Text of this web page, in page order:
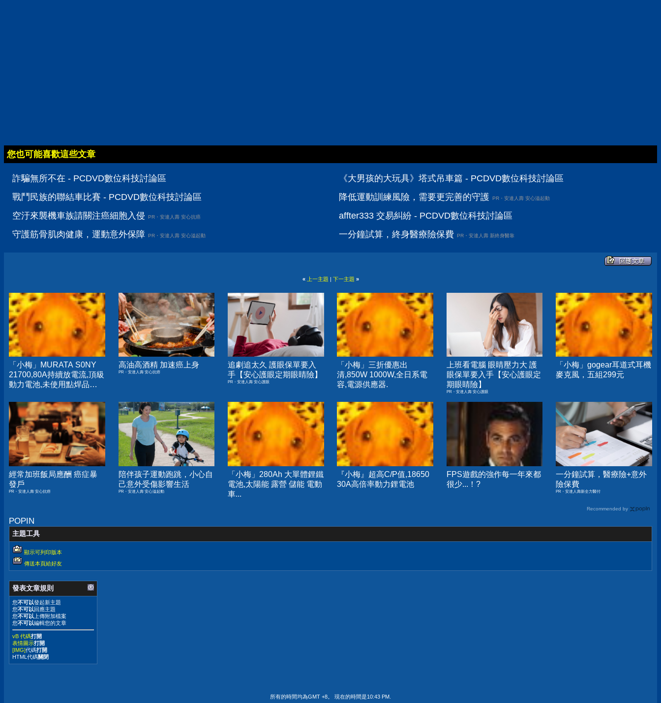
您也可能喜歡這些文章
詐騙無所不在 - PCDVD數位科技討論區
戰鬥民族的聯結車比賽 - PCDVD數位科技討論區
空汙來襲機車族請關注癌細胞入侵
PR・安達人壽 安心抗癌
守護筋骨肌肉健康，運動意外保障 PR・安達人壽 安心溢起動
《大男孩的大玩具》塔式吊車篇 - PCDVD數位科技討論區
降低運動訓練風險，需要更完善的守護
PR・安達人壽 安心溢起動
affter333 交易糾紛 - PCDVD數位科技討論區
一分鐘試算，終身醫療險保費
PR・安達人壽 新終身醫靠
« 上一主題 | 下一主題 »
「小梅」MURATA S0NY
21700,80A持續放電流,頂級
動力電池,未使用點焊品
US21700VTC6
高油高酒精 加速癌上身
PR・安達人壽 安心抗癌
追劇追太久 護眼保單要入
手【安心護眼定期眼睛險】
PR・安達人壽 安心護眼
「小梅」三折優惠出
清,850W 1000W,全日系電
容,電源供應器.
上班看電腦 眼睛壓力大 護
眼保單要入手【安心護眼定
期眼睛險】
PR・安達人壽 安心護眼
「小梅」gogear耳道式耳機
麥克風，五組299元
經常加班飯局應酬 癌症暴
發戶
PR・安達人壽 安心抗癌
陪伴孩子運動跑跳，小心自
己意外受傷影響生活
PR・安達人壽 安心溢起動
「小梅」280Ah 大單體鋰鐵
電池,太陽能 露營 儲能 電動
車...
『小梅』超高C/P值,18650
30A高倍率動力鋰電池
FPS遊戲的強作每一年來都
很少...！?
一分鐘試算，醫療險+意外
險保費
PR・安達人壽新全力醫付
Recommended by
POPIN
主題工具
顯示可列印版本
傳送本頁給好友
發表文章規則
您不可以發起新主題
您不可以回應主題
您不可以 上傳附加檔案
您不可以編輯您的文章
vB 代碼打開
表情圖示打開
[IMG]代碼打開
HTML代碼關閉
所有的時間均為GMT +8。 現在的時間是10:43 PM